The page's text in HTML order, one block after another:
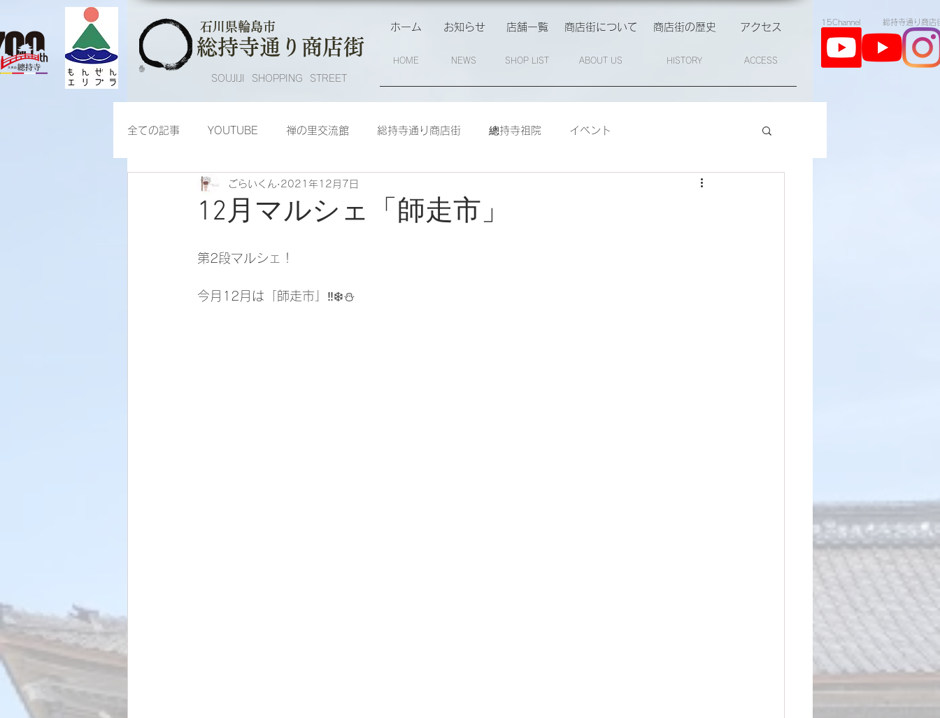
総持寺通り商店街
​石川県輪島市
SOUJIJI SHOPPING STREET
ホーム
HOME
お知らせ
NEWS
店舗一覧
SHOP LIST
商店街について
ABOUT US
商店街の歴史
HISTORY
アクセス
ACCESS
​15Channel 総持寺通り商店
全ての記事 YOUTUBE 禅の里交流館 総持寺通り商店街 總持寺祖院 イベント
総持寺通り周辺地区プラットフォーム
12月マルシェ「師走市」
ごらいくん 2021年12月7日
第2段マルシェ！
今月12月は「師走市」‼️❄️⛄️